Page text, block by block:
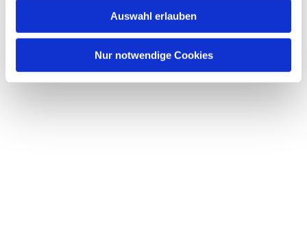
Auswahl erlauben
Nur notwendige Cookies